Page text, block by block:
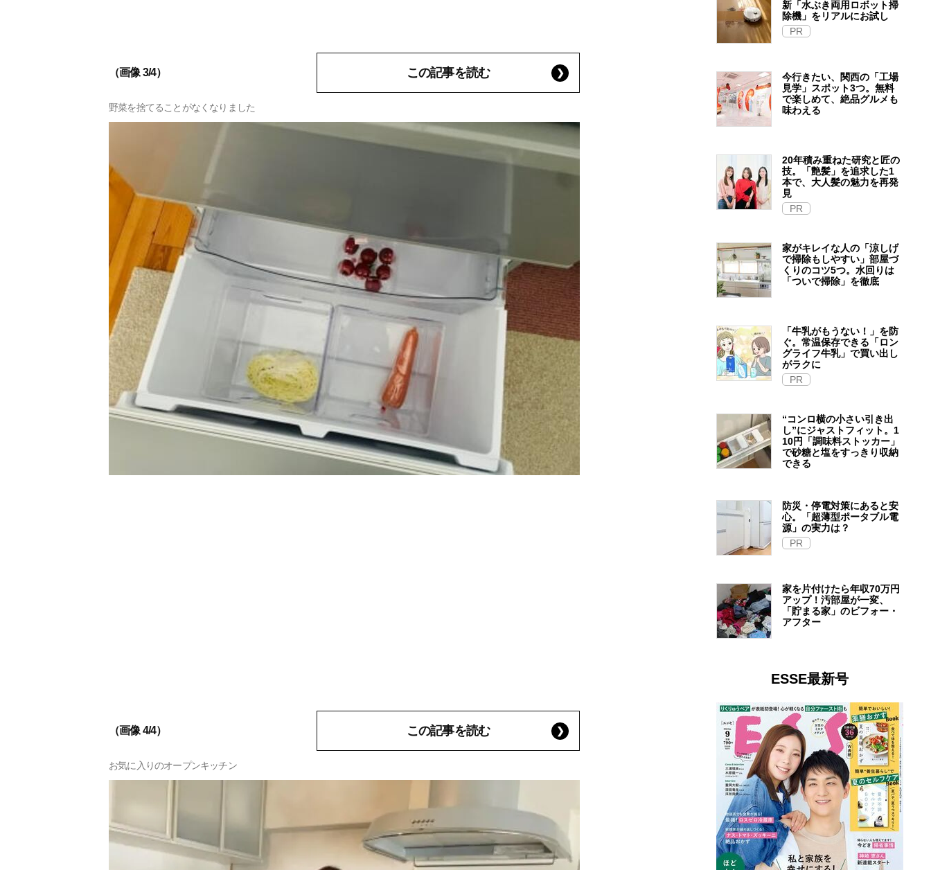
（画像 3/4） この記事を読む
野菜を捨てることがなくなりました
（画像 4/4） この記事を読む
お気に入りのオープンキッチン
新「水ぶき両用ロボット掃
除機」をリアルにお試し
PR
今行きたい、関西の「工場
見学」スポット3つ。無料
で楽しめて、絶品グルメも
味わえる
20年積み重ねた研究と匠の
技。「艶髪」を追求した1
本で、大人髪の魅力を再発
見
PR
家がキレイな人の「涼しげ
で掃除もしやすい」部屋づ
くりのコツ5つ。水回りは
「ついで掃除」を徹底
「牛乳がもうない！」を防
ぐ。常温保存できる「ロン
グライフ牛乳」で買い出し
がラクに
PR
“コンロ横の小さい引き出
し”にジャストフィット。1
10円「調味料ストッカー」
で砂糖と塩をすっきり収納
できる
防災・停電対策にあると安
心。「超薄型ポータブル電
源」の実力は？​
PR
家を片付けたら年収70万円
アップ！汚部屋が一変、
「貯まる家」のビフォー・
アフター
ESSE最新号